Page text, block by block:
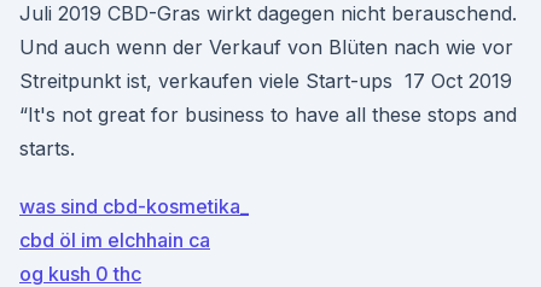
Juli 2019 CBD-Gras wirkt dagegen nicht berauschend.
Und auch wenn der Verkauf von Blüten nach wie vor
Streitpunkt ist, verkaufen viele Start-ups 17 Oct 2019
“It's not great for business to have all these stops and
starts.
was sind cbd-kosmetika_
cbd öl im elchhain ca
og kush 0 thc